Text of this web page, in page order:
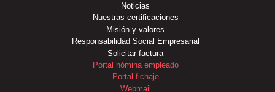
Noticias
Nuestras certificaciones
Misión y valores
Responsabilidad Social Empresarial
Solicitar factura
Portal nómina empleado
Portal fichaje
Webmail